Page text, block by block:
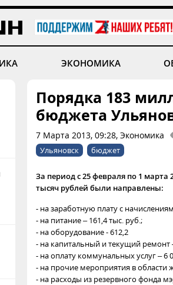
ЭКОНОМИКА
Порядка 183
бюджета
7 Марта 2013, 09:28, Экономика
Ульяновск бюджет
За период с 25 февраля по 1 марта
тысяч рублей были направлены:
- на заработную плату с
- на питание – 161,4 тыс. руб.;
- на оборудование - 612,2
- на капитальный и текущий ремонт
- на оплату коммунальных услуг – 6
- на прочие мероприятия в области
- на расходы из резервного фонда